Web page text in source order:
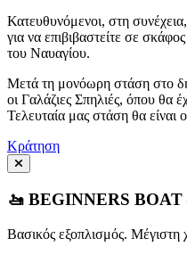
Κατευθυνόμενοι, στη
για να επιβιβαστείτε σε
του Ναυαγίου.
Μετά τη μονόωρη στάση στο
οι Γαλάζιες Σπηλιές, όπου θα
Τελευταία μας στάση θα είναι
Κράτηση
🚤 BEGINNERS
Βασικός εξοπλισμός. Μέγιστη